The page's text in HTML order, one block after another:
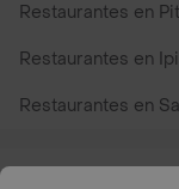
Restaurantes en
Restaurantes en
Restaurantes en
Restaurantes